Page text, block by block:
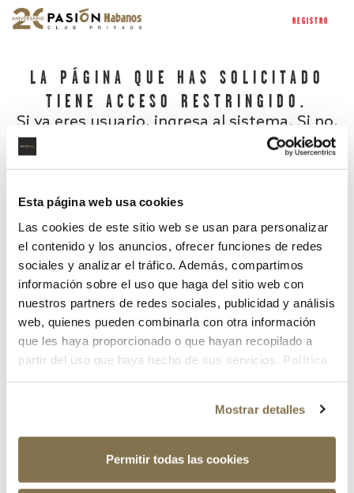
Esta página web usa cookies
Las cookies de este sitio web se usan para personalizar
el contenido y los anuncios, ofrecer funciones de redes
sociales y analizar el tráfico. Además, compartimos
información sobre el uso que haga del sitio web con
nuestros partners de redes sociales, publicidad y análisis
web, quienes pueden combinarla con otra información
que les haya proporcionado o que hayan recopilado a
partir del uso que haya hecho de sus servicios. Política
Mostrar detalles
Permitir todas las cookies
REGISTRO
LA PÁGINA QUE HAS SOLICITADO
TIENE ACCESO RESTRINGIDO.
Si ya eres usuario, ingresa al sistema. Si no,
¿Has olvidado tu contraseña?